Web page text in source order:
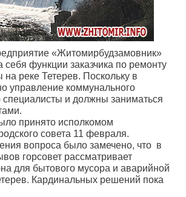
«Житомирбудзамовник»
себя функции заказчика по ремонту
реке Тетерев. Поскольку в
управление коммунального
специалисты и должны заниматься
принято исполкомом
совета 11 февраля.
вопроса было замечено, что в
горсовет рассматривает
для бытового мусора и аварийной
Кардинальных решений пока